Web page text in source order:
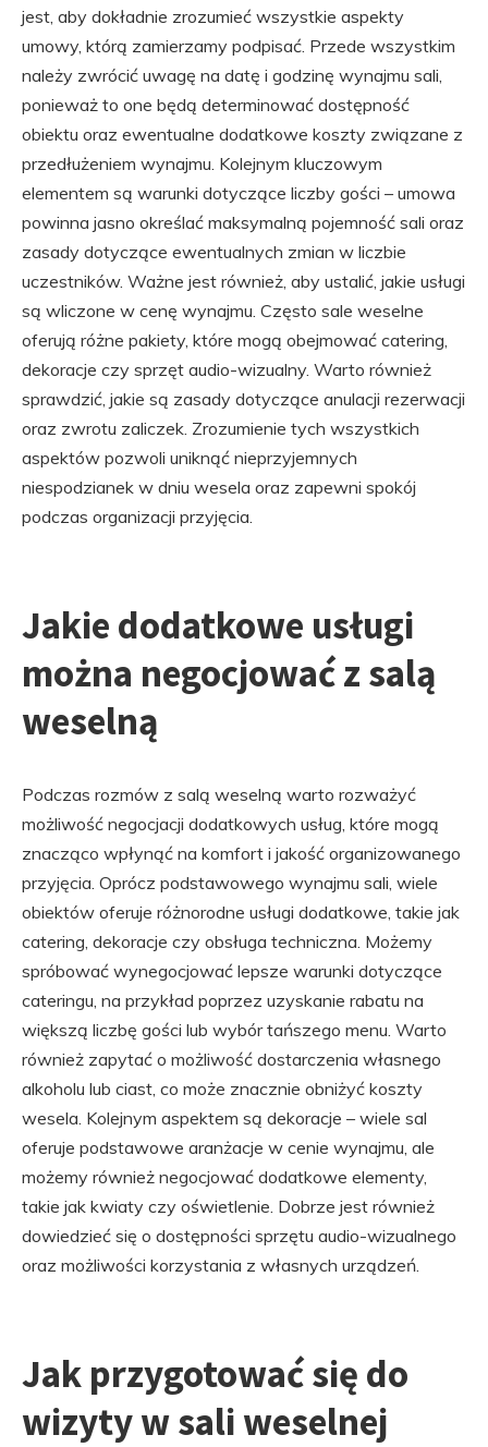
jest, aby dokładnie zrozumieć wszystkie aspekty
umowy, którą zamierzamy podpisać. Przede wszystkim
należy zwrócić uwagę na datę i godzinę wynajmu sali,
ponieważ to one będą determinować dostępność
obiektu oraz ewentualne dodatkowe koszty związane z
przedłużeniem wynajmu. Kolejnym kluczowym
elementem są warunki dotyczące liczby gości – umowa
powinna jasno określać maksymalną pojemność sali oraz
zasady dotyczące ewentualnych zmian w liczbie
uczestników. Ważne jest również, aby ustalić, jakie usługi
są wliczone w cenę wynajmu. Często sale weselne
oferują różne pakiety, które mogą obejmować catering,
dekoracje czy sprzęt audio-wizualny. Warto również
sprawdzić, jakie są zasady dotyczące anulacji rezerwacji
oraz zwrotu zaliczek. Zrozumienie tych wszystkich
aspektów pozwoli uniknąć nieprzyjemnych
niespodzianek w dniu wesela oraz zapewni spokój
podczas organizacji przyjęcia.
Jakie dodatkowe usługi
można negocjować z salą
weselną
Podczas rozmów z salą weselną warto rozważyć
możliwość negocjacji dodatkowych usług, które mogą
znacząco wpłynąć na komfort i jakość organizowanego
przyjęcia. Oprócz podstawowego wynajmu sali, wiele
obiektów oferuje różnorodne usługi dodatkowe, takie jak
catering, dekoracje czy obsługa techniczna. Możemy
spróbować wynegocjować lepsze warunki dotyczące
cateringu, na przykład poprzez uzyskanie rabatu na
większą liczbę gości lub wybór tańszego menu. Warto
również zapytać o możliwość dostarczenia własnego
alkoholu lub ciast, co może znacznie obniżyć koszty
wesela. Kolejnym aspektem są dekoracje – wiele sal
oferuje podstawowe aranżacje w cenie wynajmu, ale
możemy również negocjować dodatkowe elementy,
takie jak kwiaty czy oświetlenie. Dobrze jest również
dowiedzieć się o dostępności sprzętu audio-wizualnego
oraz możliwości korzystania z własnych urządzeń.
Jak przygotować się do
wizyty w sali weselnej